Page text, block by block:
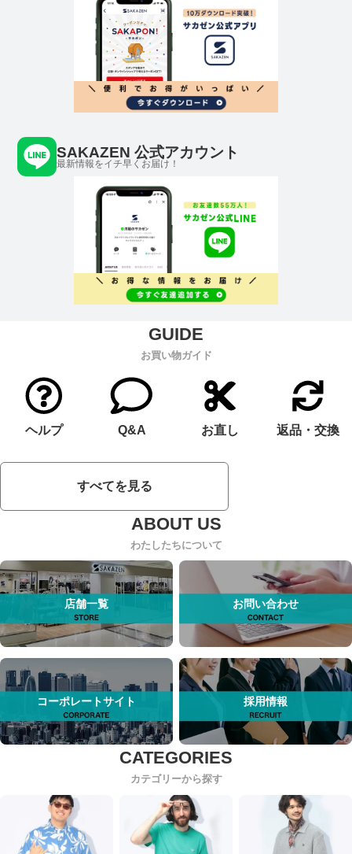
SAKAZEN 公式アカウント
最新情報をイチ早くお届け！
お買い物ガイド
ヘルプ Q&A お直し 返品・交換
すべてを見る
わたしたちについて
店舗一覧 お問い合わせ
コーポレートサイト 採用情報
カテゴリーから探す